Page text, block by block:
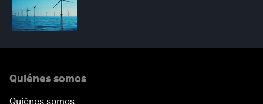
Quiénes somos
Quiénes somos